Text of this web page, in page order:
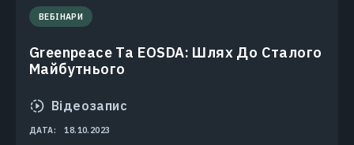
ВЕБІНАРИ
Greenpeace Та EOSDA: Шлях До Сталого
Майбутнього
Відеозапис
ДАТА: 18.10.2023